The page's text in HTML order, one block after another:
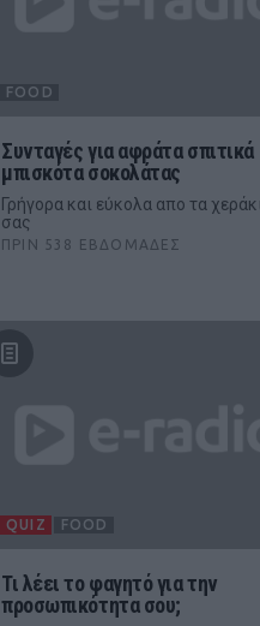
FOOD
Συνταγές για αφράτα σπιτικά
μπισκότα σοκολάτας
Γρήγορα και εύκολα απο τα
σας
ΠΡΙΝ 538 ΕΒΔΟΜΆΔΕΣ
QUIZ FOOD
Τι λέει το φαγητό για την
προσωπικότητα σου;